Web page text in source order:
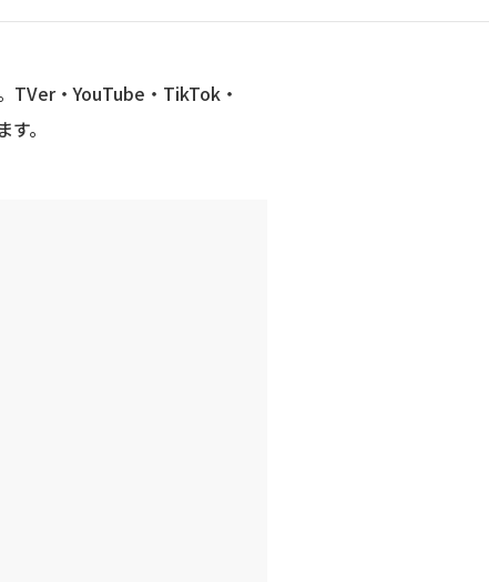
TVer・YouTube・TikTok・
。